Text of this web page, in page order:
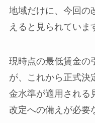
地域だけに、今回の
えると見られていま
現時点の最低賃金の
が、これから正式決
金水準が適用される
改定への備えが必要